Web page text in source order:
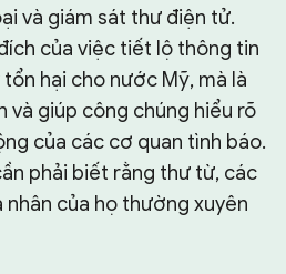
và giám sát thư điện tử.
của việc tiết lộ thông tin
hại cho nước Mỹ, mà là
và giúp công chúng hiểu rõ
của các cơ quan tình báo.
phải biết rằng thư từ, các
của họ thường xuyên